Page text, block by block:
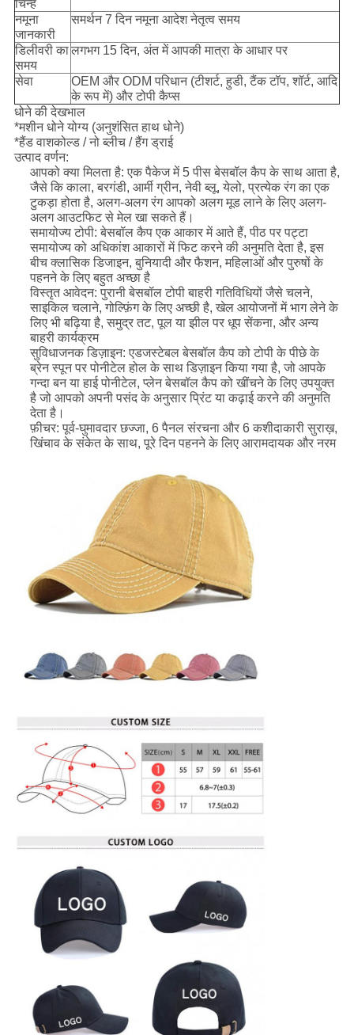
चिन्ह
नमूना
जानकारी
समर्थन 7 दिन नमूना आदेश नेतृत्व समय
डिलीवरी का
समय
लगभग 15 दिन, अंत में आपकी मात्रा के आधार पर
सेवा
OEM और ODM परिधान (टीशर्ट, हुडी, टैंक टॉप, शॉर्ट, आदि
के रूप में) और टोपी कैप्स
धोने की देखभाल
*मशीन धोने योग्य (अनुशंसित हाथ धोने)
*हैंड वाशकोल्ड / नो ब्लीच / हैंग ड्राई
उत्पाद वर्णन:
आपको क्या मिलता है: एक पैकेज में 5 पीस बेसबॉल कैप के साथ आता है,
जैसे कि काला, बरगंडी, आर्मी ग्रीन, नेवी ब्लू, येलो, प्रत्येक रंग का एक
टुकड़ा होता है, अलग-अलग रंग आपको अलग मूड लाने के लिए अलग-
अलग आउटफिट से मेल खा सकते हैं।
समायोज्य टोपी: बेसबॉल कैप एक आकार में आते हैं, पीठ पर पट्टा
समायोज्य को अधिकांश आकारों में फिट करने की अनुमति देता है, इस
बीच क्लासिक डिजाइन, बुनियादी और फैशन, महिलाओं और पुरुषों के
पहनने के लिए बहुत अच्छा है
विस्तृत आवेदन: पुरानी बेसबॉल टोपी बाहरी गतिविधियों जैसे चलने,
साइकिल चलाने, गोल्फ़िंग के लिए अच्छी है, खेल आयोजनों में भाग लेने के
लिए भी बढ़िया है, समुद्र तट, पूल या झील पर धूप सेंकना, और अन्य
बाहरी कार्यक्रम
सुविधाजनक डिज़ाइन: एडजस्टेबल बेसबॉल कैप को टोपी के पीछे के
ब्रेन स्पून पर पोनीटेल होल के साथ डिज़ाइन किया गया है, जो आपके
गन्दा बन या हाई पोनीटेल, प्लेन बेसबॉल कैप को खींचने के लिए उपयुक्त
है जो आपको अपनी पसंद के अनुसार प्रिंट या कढ़ाई करने की अनुमति
देता है।
फ़ीचर: पूर्व-घुमावदार छज्जा, 6 पैनल संरचना और 6 कशीदाकारी सुराख़,
खिंचाव के संकेत के साथ, पूरे दिन पहनने के लिए आरामदायक और नरम